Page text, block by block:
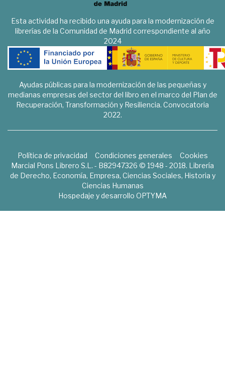
Esta actividad ha recibido una ayuda para la modernización de
librerías de la Comunidad de Madrid correspondiente al año
2024
Ayudas públicas para la modernización de las pequeñas y
medianas empresas del sector del libro en el marco del Plan de
Recuperación, Transformación y Resiliencia. Convocatoria
2022.
Política de privacidad Condiciones generales
Cookies
Marcial Pons Librero S.L. - B82947326 © 1948 - 2018. Librería
de Derecho, Economía, Empresa, Ciencias Sociales, Historia y
Ciencias Humanas
Hospedaje y desarrollo OPTYMA